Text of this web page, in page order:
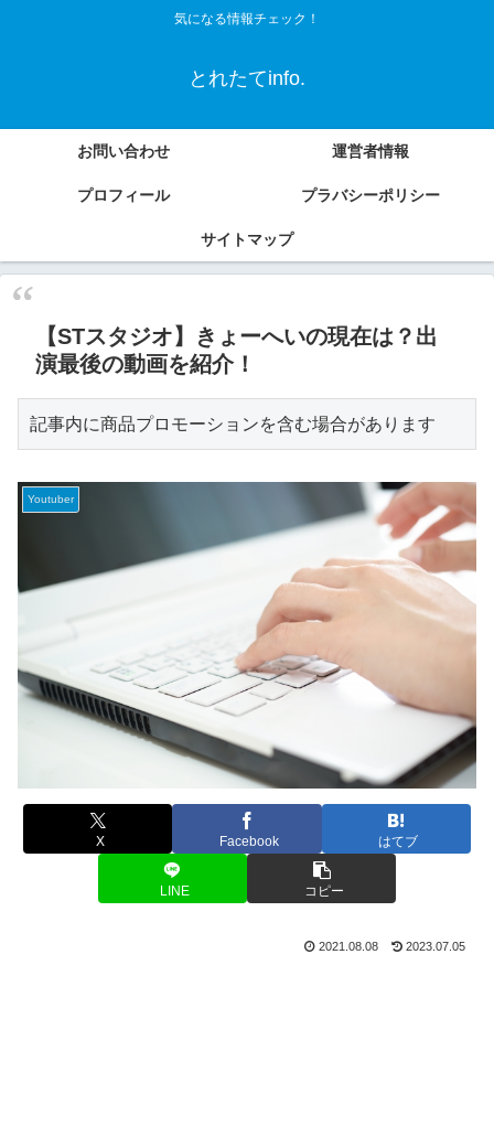
気になる情報チェック！
とれたてinfo.
お問い合わせ 運営者情報
プロフィール プラバシーポリシー
サイトマップ
【STスタジオ】きょーへいの現在は？出
演最後の動画を紹介！
記事内に商品プロモーションを含む場合があります
Youtuber
X Facebook はてブ
LINE コピー
2021.08.08 2023.07.05